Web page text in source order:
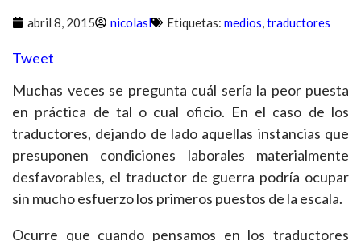
abril 8, 2015 nicolasl Etiquetas: medios,traductores
Tweet
Muchas veces se pregunta cuál sería la peor puesta
en práctica de tal o cual oficio. En el caso de los
traductores, dejando de lado aquellas instancias que
presuponen condiciones laborales materialmente
desfavorables, el traductor de guerra podría ocupar
sin mucho esfuerzo los primeros puestos de la escala.
Ocurre que cuando pensamos en los traductores